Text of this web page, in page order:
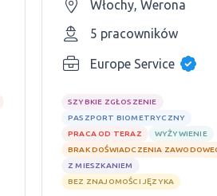
Włochy, Werona
5 pracowników
Europe Service
SZYBKIE ZGŁOSZENIE
PASZPORT BIOMETRYCZNY
PRACA OD TERAZ
WYŻYWIENIE
BRAK DOŚWIADCZENIA
Z MIESZKANIEM
BEZ ZNAJOMOŚCI JĘZYKA